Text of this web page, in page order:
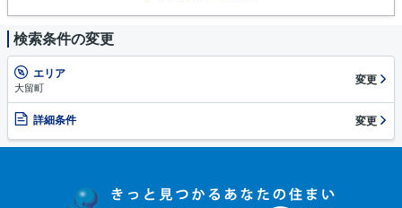
検索条件の変更
エリア
大留町
変更
詳細条件 変更